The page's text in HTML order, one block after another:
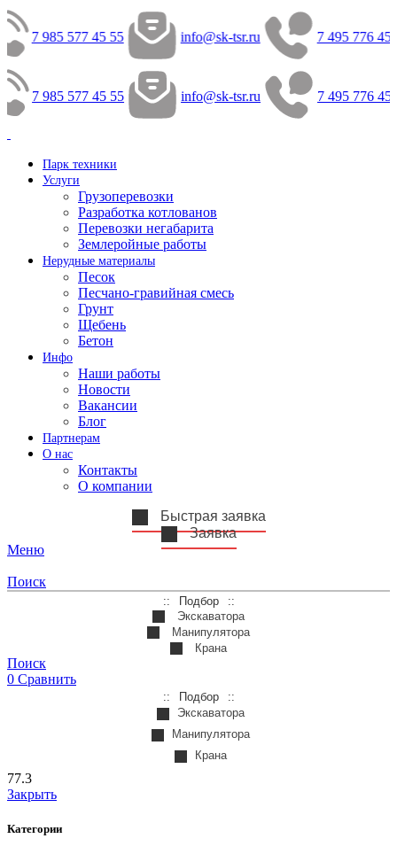
7 985 577 45 55 info@sk-tsr.ru 7 495 776 45
7 985 577 45 55 info@sk-tsr.ru 7 495 776 45
Парк техники
Услуги
Грузоперевозки
Разработка котлованов
Перевозки негабарита
Землеройные работы
Нерудные материалы
Песок
Песчано-гравийная смесь
Грунт
Щебень
Бетон
Инфо
Наши работы
Новости
Вакансии
Блог
Партнерам
О нас
Контакты
О компании
Быстрая заявка
Заявка
Меню
Поиск
Подбор
Экскаватора
Манипулятора
Крана
Поиск
0 Сравнить
Подбор
Экскаватора
Манипулятора
Крана
77.3
Закрыть
Категории